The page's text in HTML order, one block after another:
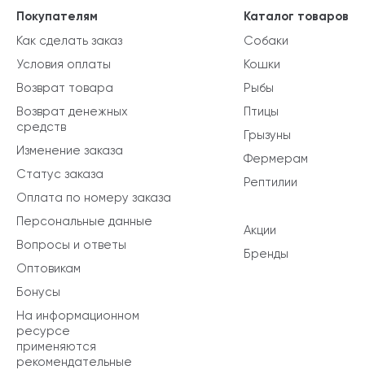
Каталог товаров
Собаки
Кошки
Рыбы
Птицы
Грызуны
Фермерам
Рептилии
Акции
Бренды
Покупателям
Как сделать заказ
Условия оплаты
Возврат товара
Возврат денежных
средств
Изменение заказа
Статус заказа
Оплата по номеру заказа
Персональные данные
Вопросы и ответы
Оптовикам
Бонусы
На информационном
ресурсе
применяются
рекомендательные